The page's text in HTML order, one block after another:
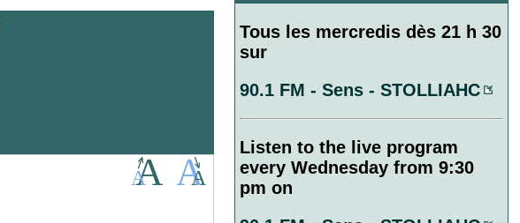
Tous les mercredis dès 21 h 30
sur
90.1 FM - Sens - STOLLIAHC
Listen to the live program
every Wednesday from 9:30
pm on